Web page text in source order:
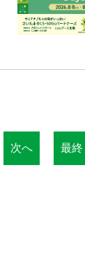
次へ 最終